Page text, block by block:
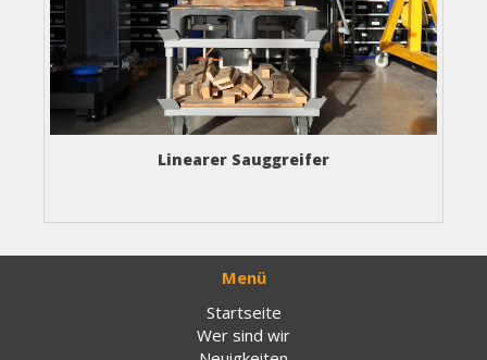
Linearer Sauggreifer
Menü
Startseite
Wer sind wir